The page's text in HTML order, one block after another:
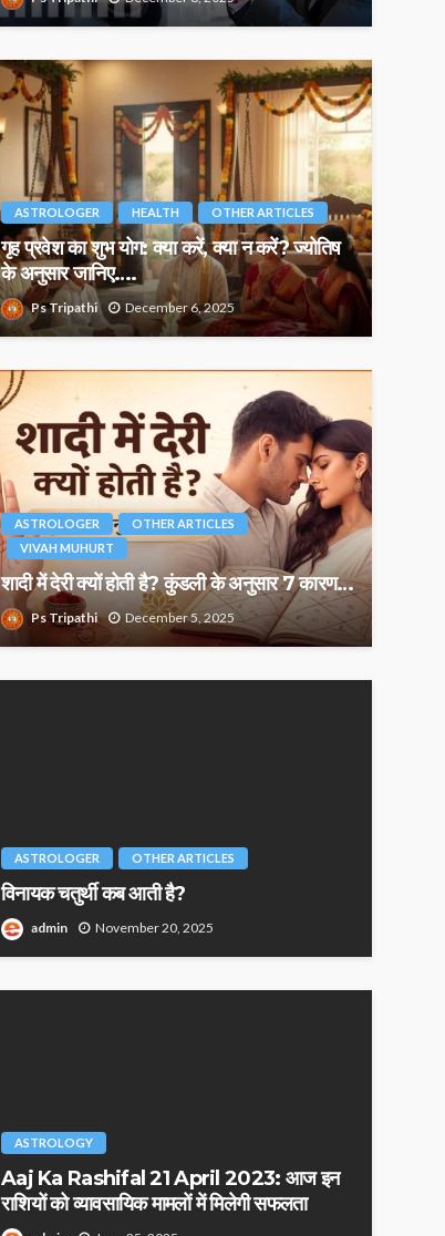
ASTROLOGER HEALTH OTHER ARTICLES
गृह प्रवेश का शुभ योग: क्या करें, क्या न करें? ज्योतिष
के अनुसार जानिए….
Ps Tripathi December 6, 2025
ASTROLOGER
OTHER ARTICLES
VIVAH MUHURT
शादी में देरी क्यों होती है? कुंडली के अनुसार 7 कारण…
Ps Tripathi December 5, 2025
ASTROLOGER OTHER ARTICLES
विनायक चतुर्थी कब आती है?
admin November 20, 2025
ASTROLOGY
Aaj Ka Rashifal 21 April 2023: आज इन
राशियों को व्यावसायिक मामलों में मिलेगी सफलता